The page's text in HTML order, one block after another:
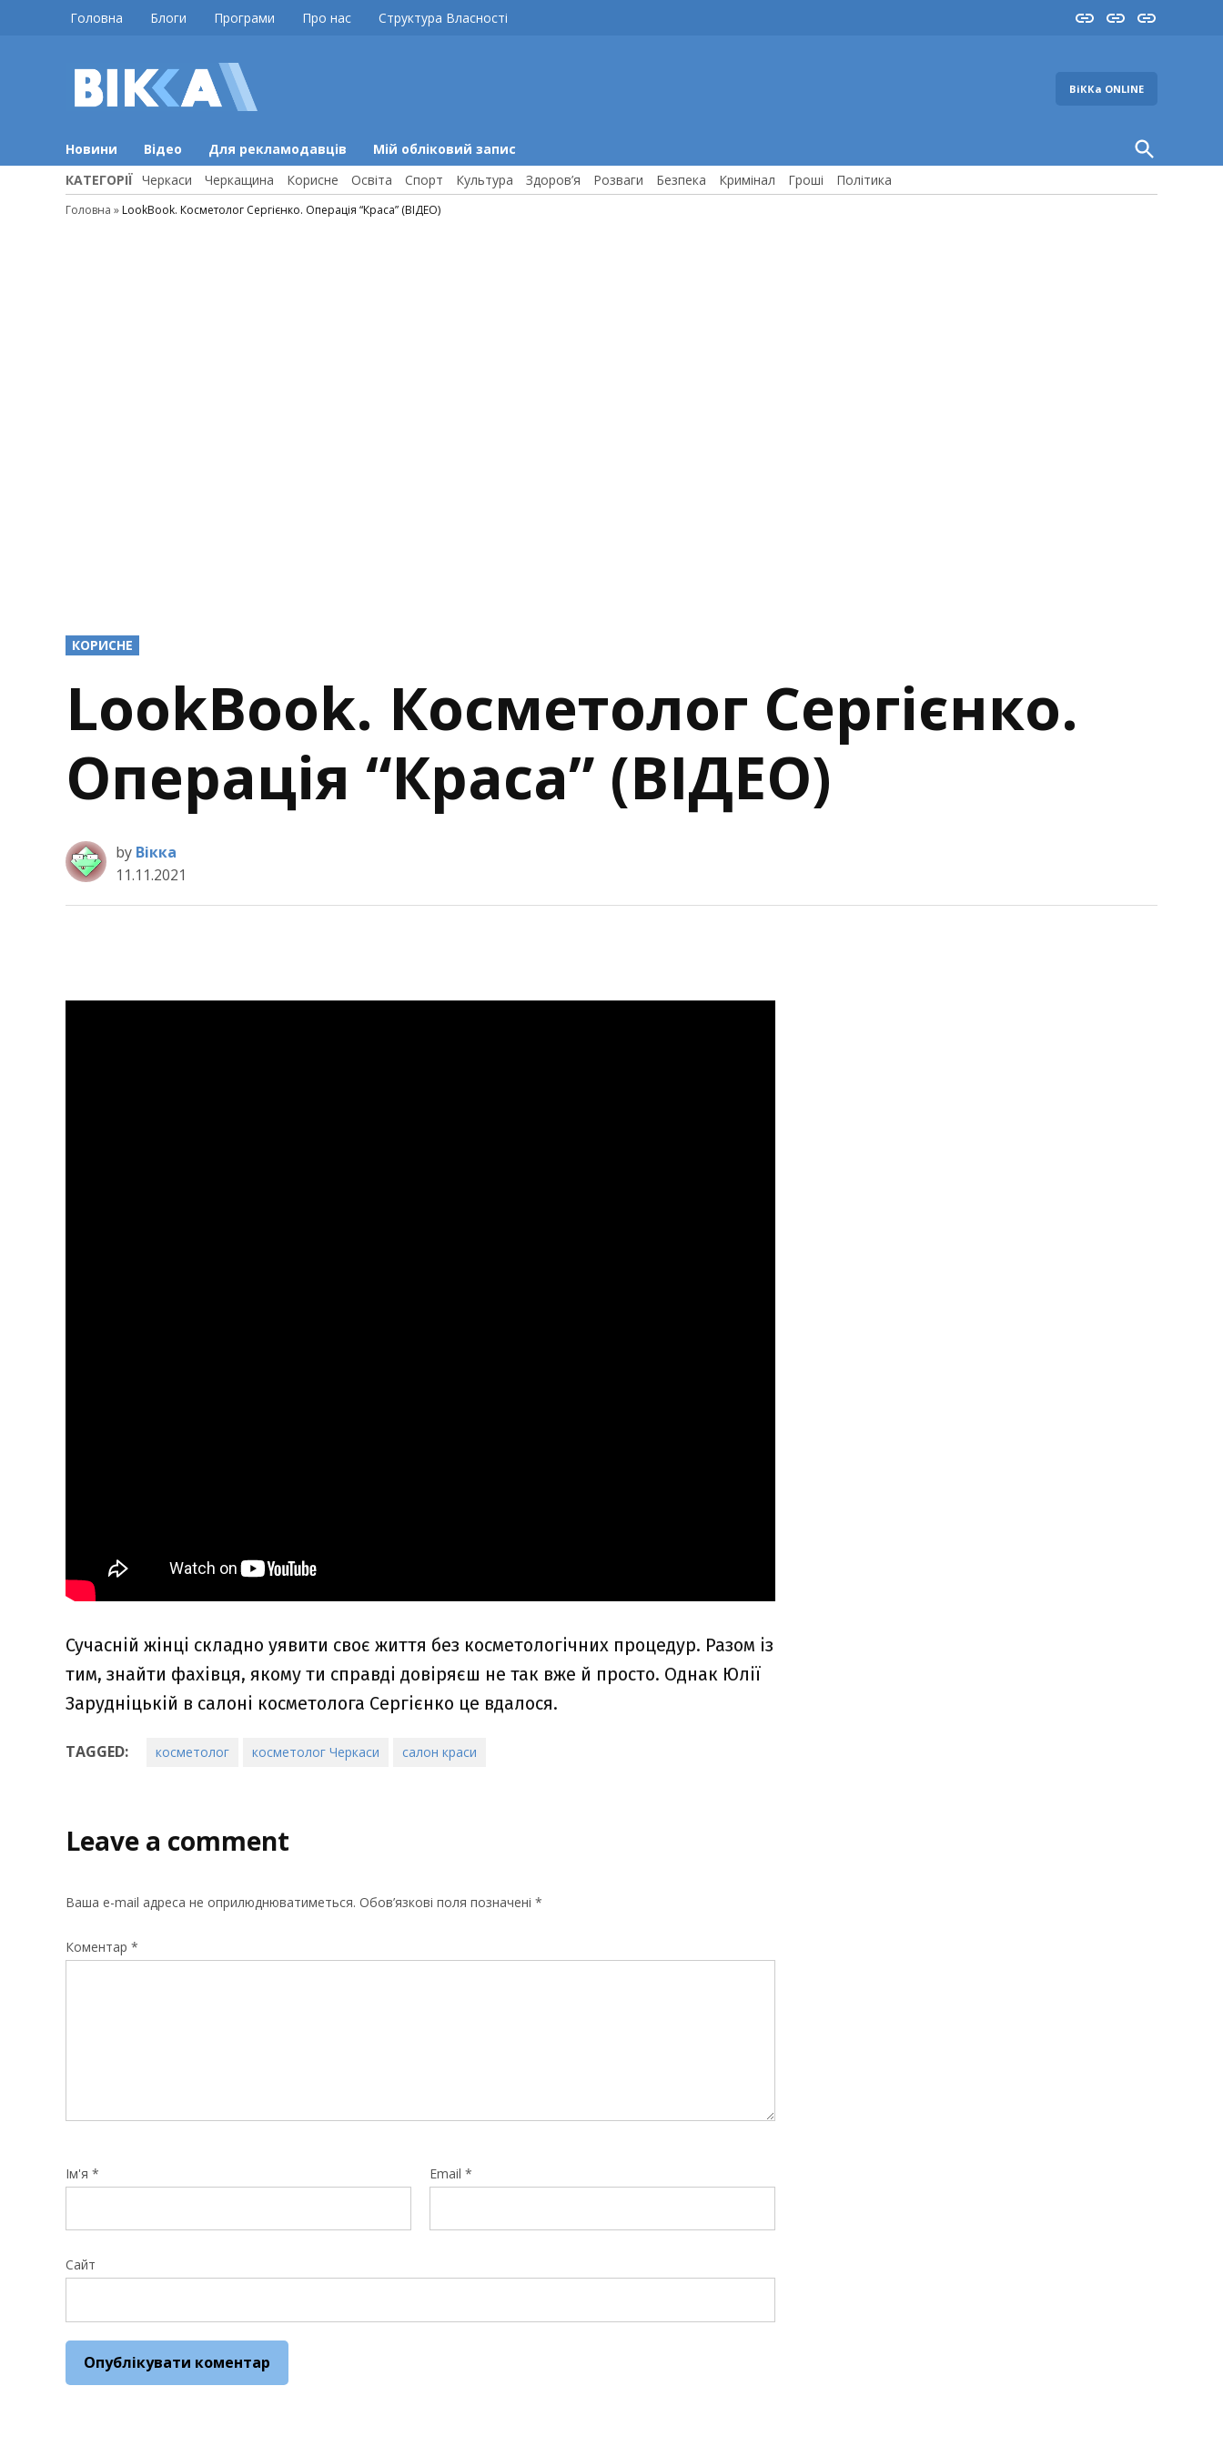
Головна Блоги Програми Про нас Структура Власності InstaYouTube
FB
ВіККа ONLINE
Новини Відео Для рекламодавців Мій обліковий запис
Open
Search
КАТЕГОРІЇ Черкаси Черкащина Корисне Освіта Спорт Культура Здоров’я Розваги Безпека Кримінал Гроші Політика
Головна » LookBook. Косметолог Сергієнко. Операція “Краса” (ВІДЕО)
POSTED
IN
КОРИСНЕ
LookBook. Косметолог Сергієнко.
Операція “Краса” (ВІДЕО)
by Вікка
11.11.2021
Сучасній жінці складно уявити своє життя без косметологічних процедур. Разом із
тим, знайти фахівця, якому ти справді довіряєш не так вже й просто. Однак Юлії
Зарудніцькій в салоні косметолога Сергієнко це вдалося.
TAGGED: косметолог косметолог Черкаси салон краси
Leave a comment
Ваша e-mail адреса не оприлюднюватиметься. Обов’язкові поля позначені *
Коментар *
Ім'я * Email *
Сайт